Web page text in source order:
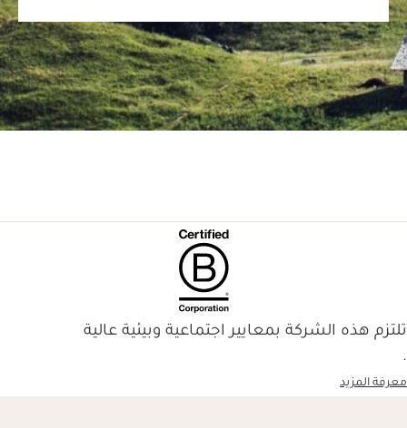
تلتزم هذه الشركة بمعايير اجتماعية وبيئية عالية
.
معرفة المزيد